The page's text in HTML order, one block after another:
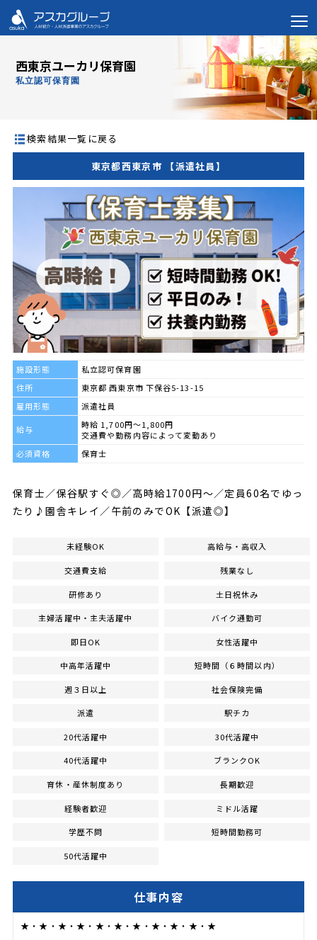
西東京ユーカリ保育園
私立認可保育園
検索結果一覧に戻る
東京都西東京市 【派遣社員】
施設形態
私立認可保育園
住所
東京都 西東京市 下保谷5-13-15
雇用形態
派遣社員
給与
時給 1,700円～1,800円
交通費や勤務内容によって変動あり
必須資格
保育士
保育士／保谷駅すぐ◎／高時給1700円～／定員60名でゆっ
たり♪園舎キレイ／午前のみでOK【派遣◎】
未経験OK 高給与・高収入
交通費支給 残業なし
研修あり 土日祝休み
主婦活躍中・主夫活躍中 バイク通勤可
即日OK 女性活躍中
中高年活躍中 短時間（６時間以内）
週３日以上 社会保険完備
派遣 駅チカ
20代活躍中 30代活躍中
40代活躍中 ブランクOK
育休・産休制度あり 長期歓迎
経験者歓迎 ミドル活躍
学歴不問 短時間勤務可
50代活躍中
仕事内容
★・★・★・★・★・★・★・★・★・★・★